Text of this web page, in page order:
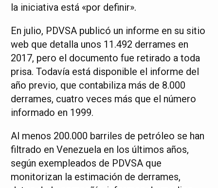
la iniciativa está «por definir».
En julio, PDVSA publicó un informe en su sitio
web que detalla unos 11.492 derrames en
2017, pero el documento fue retirado a toda
prisa. Todavía está disponible el informe del
año previo, que contabiliza más de 8.000
derrames, cuatro veces más que el número
informado en 1999.
Al menos 200.000 barriles de petróleo se han
filtrado en Venezuela en los últimos años,
según exempleados de PDVSA que
monitorizan la estimación de derrames,